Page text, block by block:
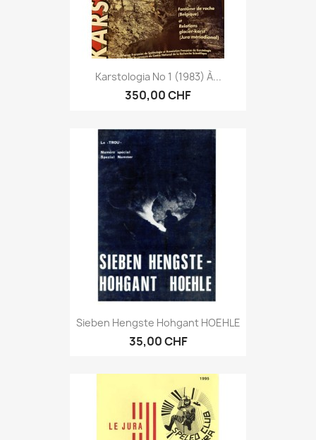
Karstologia No 1 (1983) À...
350,00 CHF
Sieben Hengste Hohgant HOEHLE
35,00 CHF